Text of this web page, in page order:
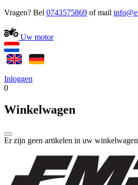
Vragen? Bel 0743575869 of mail
Uw motor
Inloggen
0
Winkelwagen
Er zijn geen artikelen in uw winkelwagen